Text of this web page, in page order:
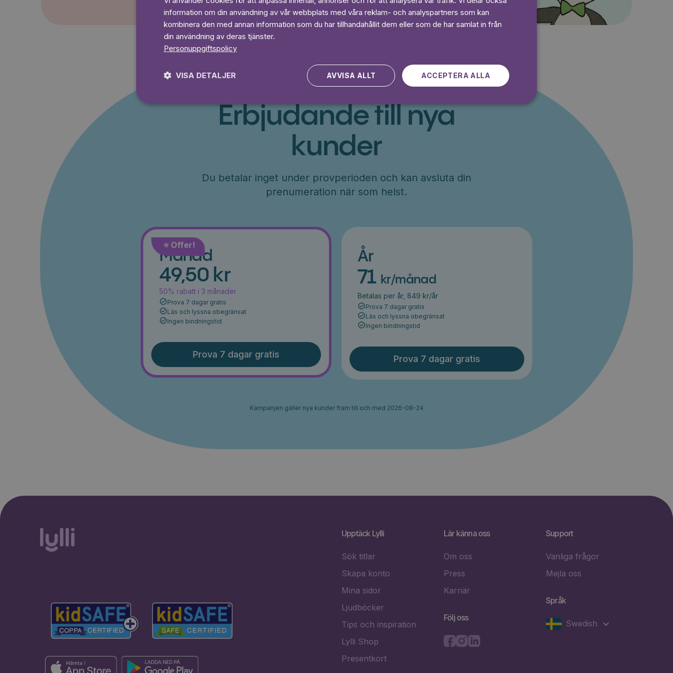
Erbjudande till nya
kunder
Du betalar inget under provperioden och kan avsluta din
prenumeration när som helst.
⭐️ Offer!
Månad
49,50 kr
50% rabatt i 3 månader
Prova 7 dagar gratis
Läs och lyssna obegränsat
Ingen bindningstid
Prova 7 dagar gratis
År
71 kr/månad
Betalas per år, 849 kr/år
Prova 7 dagar gratis
Läs och lyssna obegränsat
Ingen bindningstid
Prova 7 dagar gratis
Kampanjen gäller nya kunder fram till och med 2026-08-24
Upptäck Lylli
Sök titlar
Skapa konto
Mina sidor
Ljudböcker
Tips och inspiration
Lylli Shop
Presentkort
Lär känna oss
Om oss
Press
Karriär
Följ oss
Support
Vanliga frågor
Mejla oss
Språk
Swedish
information om din användning av vår webbplats med våra reklam- och analyspartners som kan
kombinera den med annan information som du har tillhandahållit dem eller som de har samlat in från
din användning av deras tjänster.
Personuppgiftspolicy
ACCEPTERA ALLA
AVVISA ALLT
VISA DETALJER